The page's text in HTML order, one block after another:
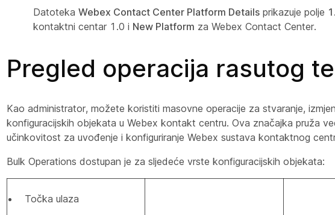
Datoteka Webex Contact Center Platform Details prikazuje polje
kontaktni centar 1.0 i New Platform za Webex Contact Center.
Pregled operacija rasutog
Kao administrator, možete koristiti masovne operacije za stvaranje,
konfiguracijskih objekata u Webex kontakt centru. Ova značajka pruža
učinkovitost za uvođenje i konfiguriranje Webex sustava kontaktnog
Bulk Operations dostupan je za sljedeće vrste konfiguracijskih objekata:
Točka ulaza